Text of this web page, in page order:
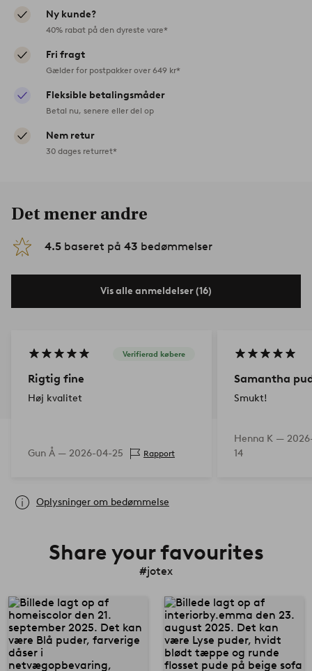
Ny kunde?
40% rabat på den dyreste vare*
Fri fragt
Gælder for postpakker over 649 kr*
Fleksible betalingsmåder
Betal nu, senere eller del op
Nem retur
30 dages returret*
Det mener andre
4.5 baseret på 43 bedømmelser
Vis alle anmeldelser (16)
Verifierad købere
Rigtig fine
Høj kvalitet
Gun Å — 2026-04-25 Rapport
Samantha
Smukt!
Henna K —
14
Oplysninger om bedømmelse
Share your favourites
#jotex